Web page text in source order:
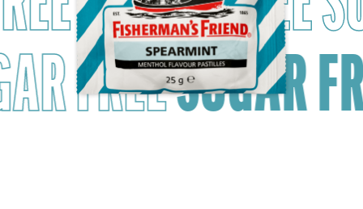
FREESUGAR